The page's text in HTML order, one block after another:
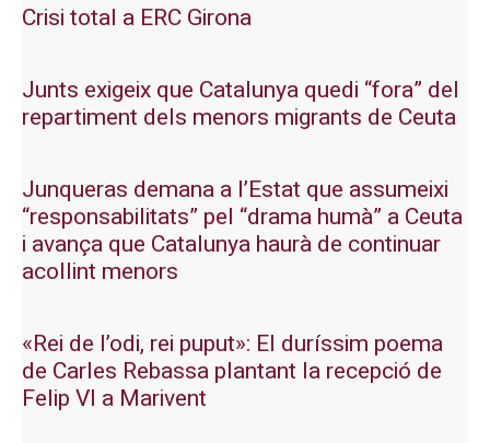
Crisi total a ERC Girona
Junts exigeix que Catalunya quedi “fora” del
repartiment dels menors migrants de Ceuta
Junqueras demana a l’Estat que assumeixi
“responsabilitats” pel “drama humà” a Ceuta
i avança que Catalunya haurà de continuar
acollint menors
«Rei de l’odi, rei puput»: El duríssim poema
de Carles Rebassa plantant la recepció de
Felip VI a Marivent